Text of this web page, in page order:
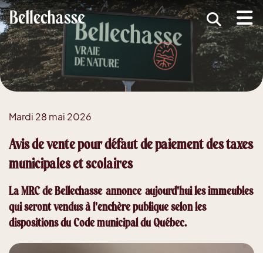
(MRC )
(Développement économique )
(Services )
(Guide d'accueil nouveaux arrivants )
Mardi 28 mai 2026
Avis de vente pour défaut de paiement des taxes
municipales et scolaires
La MRC de Bellechasse annonce aujourd'hui les immeubles
qui seront vendus à l'enchère publique selon les
dispositions du Code municipal du Québec.